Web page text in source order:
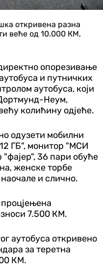
откривена разна
веће од 10.000 КМ,
опорезивање
и путничких
аутобуса, који
Неум,
колићину одјеће.
одузети мобилни
ГБ", монитор "МСИ
36 пари обуће
женске торбе
и слично.
7.500 КМ.
аутобуса откривено
за теретна
КМ.